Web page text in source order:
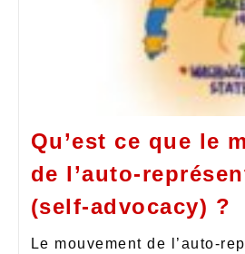
Qu’est ce que le
de l’auto-
(self-advocacy) ?
Le mouvement de l’auto-